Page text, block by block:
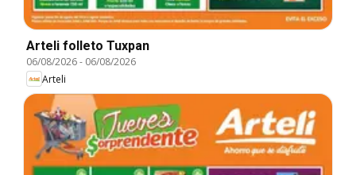
Arteli folleto Tuxpan
06/08/2026- 06/08/2026
Arteli